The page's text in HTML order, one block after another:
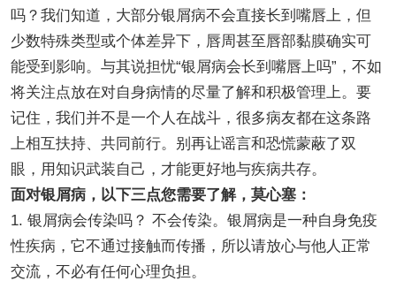
吗？我们知道，大部分银屑病不会直接长到嘴唇上，但
少数特殊类型或个体差异下，唇周甚至唇部黏膜确实可
能受到影响。与其说担忧“银屑病会长到嘴唇上吗”，不如
将关注点放在对自身病情的尽量了解和积极管理上。要
记住，我们并不是一个人在战斗，很多病友都在这条路
上相互扶持、共同前行。别再让谣言和恐慌蒙蔽了双
眼，用知识武装自己，才能更好地与疾病共存。
面对银屑病，以下三点您需要了解，莫心塞：
1. 银屑病会传染吗？ 不会传染。银屑病是一种自身免疫
性疾病，它不通过接触而传播，所以请放心与他人正常
交流，不必有任何心理负担。